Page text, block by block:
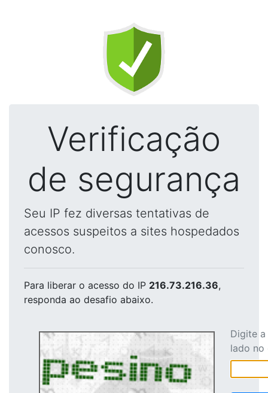
Verificação
de segurança
Seu IP fez diversas tentativas de
acessos suspeitos a sites hospedados
conosco.
Para liberar o acesso do IP 216.73.216.36,
responda ao desafio abaixo.
Digite
lado no